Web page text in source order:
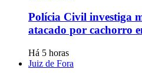
Polícia Civil investiga
atacado por cachorro
Há 5 horas
Juiz de Fora